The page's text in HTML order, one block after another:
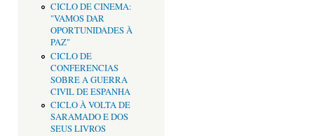
CICLO DE CINEMA:
"VAMOS DAR
OPORTUNIDADES À
PAZ"
CICLO DE
CONFERENCIAS
SOBRE A GUERRA
CIVIL DE ESPANHA
CICLO À VOLTA DE
SARAMADO E DOS
SEUS LIVROS